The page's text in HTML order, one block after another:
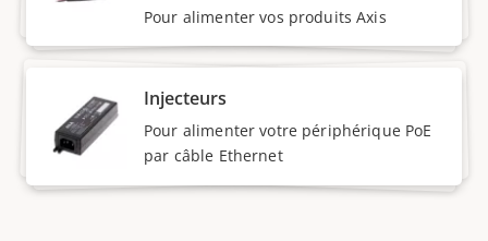
Pour alimenter vos produits Axis
Injecteurs
Pour alimenter votre périphérique PoE
par câble Ethernet